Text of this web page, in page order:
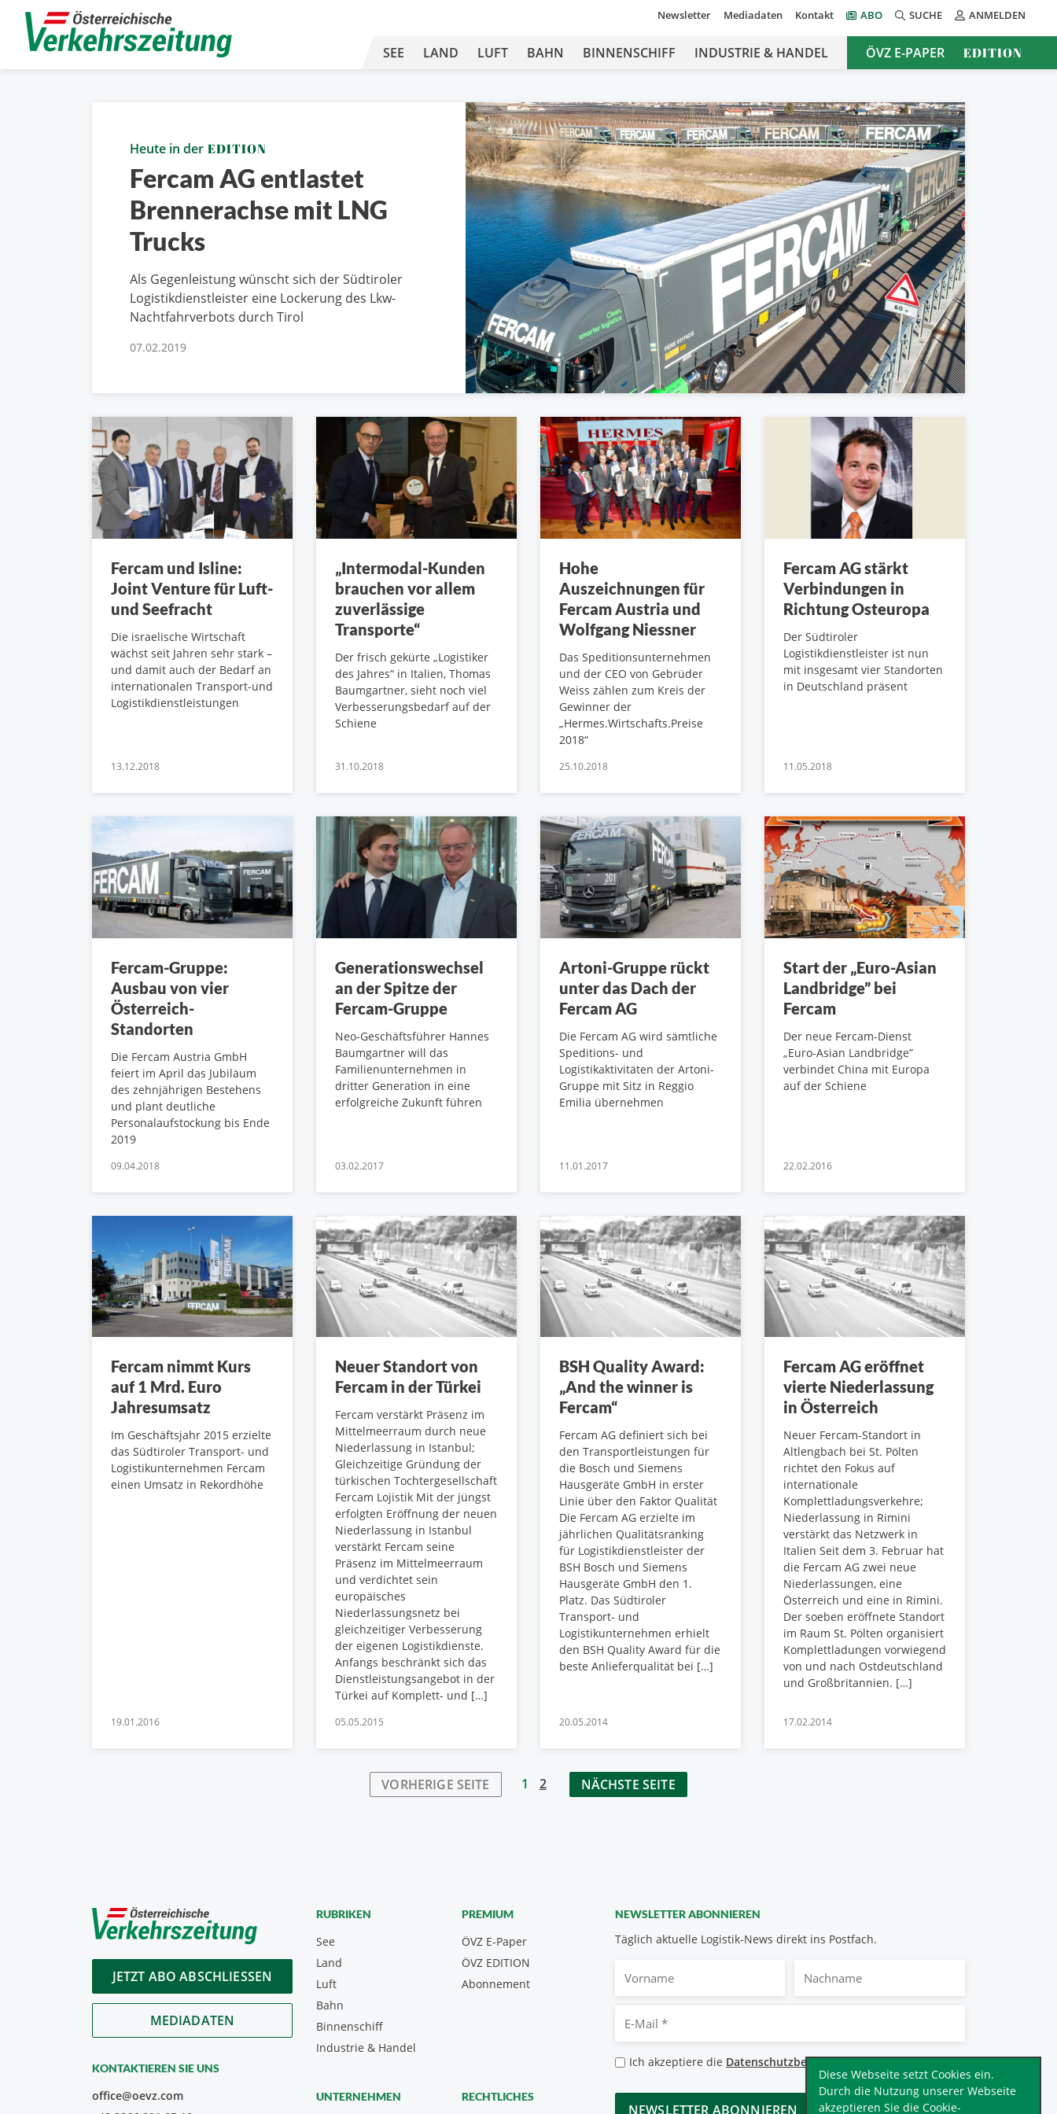
Diese Webseite setzt Cookies ein.
Durch die Nutzung unserer Webseite
akzeptieren Sie die Cookie-
Newsletter Mediadaten Kontakt ABO SUCHE ANMELDEN
SEE LAND LUFT BAHN BINNENSCHIFF INDUSTRIE & HANDEL ÖVZ E-PAPER EDITION
Heute in der EDITION
Fercam AG entlastet
Brennerachse mit LNG
Trucks
Als Gegenleistung wünscht sich der Südtiroler
Logistikdienstleister eine Lockerung des Lkw-
Nachtfahrverbots durch Tirol
07.02.2019
Fercam und Isline:
Joint Venture für Luft-
und Seefracht
Die israelische Wirtschaft
wächst seit Jahren sehr stark –
und damit auch der Bedarf an
internationalen Transport-und
Logistikdienstleistungen
13.12.2018
„Intermodal-Kunden
brauchen vor allem
zuverlässige
Transporte“
Der frisch gekürte „Logistiker
des Jahres“ in Italien, Thomas
Baumgartner, sieht noch viel
Verbesserungsbedarf auf der
Schiene
31.10.2018
Hohe
Auszeichnungen für
Fercam Austria und
Wolfgang Niessner
Das Speditionsunternehmen
und der CEO von Gebrüder
Weiss zählen zum Kreis der
Gewinner der
„Hermes.Wirtschafts.Preise
2018“
25.10.2018
Fercam AG stärkt
Verbindungen in
Richtung Osteuropa
Der Südtiroler
Logistikdienstleister ist nun
mit insgesamt vier Standorten
in Deutschland präsent
11.05.2018
Fercam-Gruppe:
Ausbau von vier
Österreich-
Standorten
Die Fercam Austria GmbH
feiert im April das Jubiläum
des zehnjährigen Bestehens
und plant deutliche
Personalaufstockung bis Ende
2019
09.04.2018
Generationswechsel
an der Spitze der
Fercam-Gruppe
Neo-Geschäftsführer Hannes
Baumgartner will das
Familienunternehmen in
dritter Generation in eine
erfolgreiche Zukunft führen
03.02.2017
Artoni-Gruppe rückt
unter das Dach der
Fercam AG
Die Fercam AG wird sämtliche
Speditions- und
Logistikaktivitäten der Artoni-
Gruppe mit Sitz in Reggio
Emilia übernehmen
11.01.2017
Start der „Euro-Asian
Landbridge” bei
Fercam
Der neue Fercam-Dienst
„Euro-Asian Landbridge”
verbindet China mit Europa
auf der Schiene
22.02.2016
Fercam nimmt Kurs
auf 1 Mrd. Euro
Jahresumsatz
Im Geschäftsjahr 2015 erzielte
das Südtiroler Transport- und
Logistikunternehmen Fercam
einen Umsatz in Rekordhöhe
19.01.2016
Neuer Standort von
Fercam in der Türkei
Fercam verstärkt Präsenz im
Mittelmeerraum durch neue
Niederlassung in Istanbul;
Gleichzeitige Gründung der
türkischen Tochtergesellschaft
Fercam Lojistik Mit der jüngst
erfolgten Eröffnung der neuen
Niederlassung in Istanbul
verstärkt Fercam seine
Präsenz im Mittelmeerraum
und verdichtet sein
europäisches
Niederlassungsnetz bei
gleichzeitiger Verbesserung
der eigenen Logistikdienste.
Anfangs beschränkt sich das
Dienstleistungsangebot in der
Türkei auf Komplett- und […]
05.05.2015
BSH Quality Award:
„And the winner is
Fercam“
Fercam AG definiert sich bei
den Transportleistungen für
die Bosch und Siemens
Hausgeräte GmbH in erster
Linie über den Faktor Qualität
Die Fercam AG erzielte im
jährlichen Qualitätsranking
für Logistikdienstleister der
BSH Bosch und Siemens
Hausgeräte GmbH den 1.
Platz. Das Südtiroler
Transport- und
Logistikunternehmen erhielt
den BSH Quality Award für die
beste Anlieferqualität bei […]
20.05.2014
Fercam AG eröffnet
vierte Niederlassung
in Österreich
Neuer Fercam-Standort in
Altlengbach bei St. Pölten
richtet den Fokus auf
internationale
Komplettladungsverkehre;
Niederlassung in Rimini
verstärkt das Netzwerk in
Italien Seit dem 3. Februar hat
die Fercam AG zwei neue
Niederlassungen, eine
Österreich und eine in Rimini.
Der soeben eröffnete Standort
im Raum St. Pölten organisiert
Komplettladungen vorwiegend
von und nach Ostdeutschland
und Großbritannien. […]
17.02.2014
VORHERIGE SEITE 1 2 NÄCHSTE SEITE
JETZT ABO ABSCHLIESSEN
MEDIADATEN
KONTAKTIEREN SIE UNS
office@oevz.com
NEWSLETTER ABONNIEREN
Täglich aktuelle Logistik-News direkt ins Postfach.
Nachname
Mail
Datenschutzbestimmungen
Ich akzeptiere die Datenschutzbestimmungen.*
CAPTCHA
RUBRIKEN
See
Land
Luft
Bahn
Binnenschiff
Industrie & Handel
PREMIUM
ÖVZ E-Paper
Abonnement
ÖVZ EDITION
UNTERNEHMEN RECHTLICHES